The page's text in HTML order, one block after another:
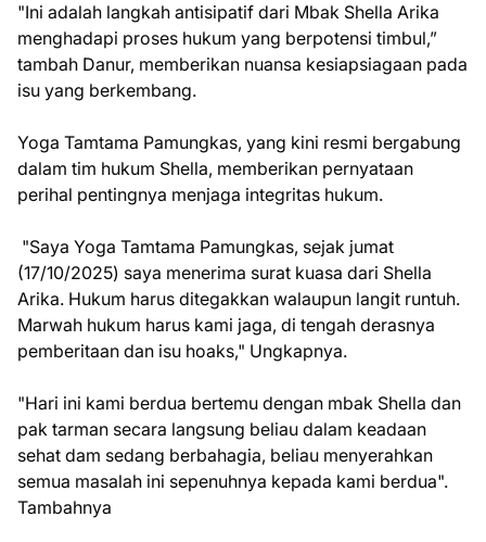
"Ini adalah langkah antisipatif dari Mbak Shella Arika
menghadapi proses hukum yang berpotensi timbul,”
tambah Danur, memberikan nuansa kesiapsiagaan pada
isu yang berkembang.
Yoga Tamtama Pamungkas, yang kini resmi bergabung
dalam tim hukum Shella, memberikan pernyataan
perihal pentingnya menjaga integritas hukum.
"Saya Yoga Tamtama Pamungkas, sejak jumat
(17/10/2025) saya menerima surat kuasa dari Shella
Arika. Hukum harus ditegakkan walaupun langit runtuh.
Marwah hukum harus kami jaga, di tengah derasnya
pemberitaan dan isu hoaks," Ungkapnya.
"Hari ini kami berdua bertemu dengan mbak Shella dan
pak tarman secara langsung beliau dalam keadaan
sehat dam sedang berbahagia, beliau menyerahkan
semua masalah ini sepenuhnya kepada kami berdua".
Tambahnya